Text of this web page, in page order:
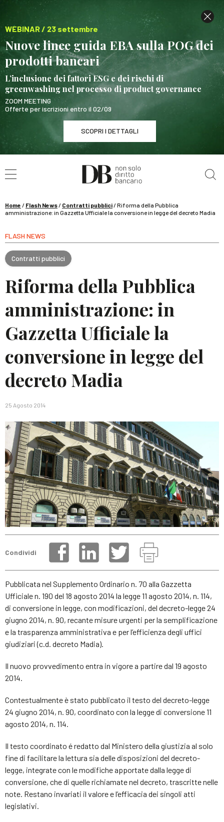
WEBINAR / 23 settembre
Nuove linee guida EBA sulla POG dei
prodotti bancari
L’inclusione dei fattori ESG e dei rischi di
greenwashing nel processo di product governance
ZOOM MEETING
Offerte per iscrizioni entro il 02/09
SCOPRI I DETTAGLI
WEBINAR / 23 settembre
Nuove linee guida EBA sulla POG dei prodotti
SCOPRI I DETTAGLI
Home / Flash News/ Contratti pubblici/Riforma della Pubblica
amministrazione: in Gazzetta Ufficiale la conversione in legge del decreto Madia
FLASH NEWS
Contratti pubblici
Riforma della Pubblica
amministrazione: in
Gazzetta Ufficiale la
conversione in legge del
decreto Madia
25 Agosto 2014
Condividi
Pubblicata nel Supplemento Ordinario n. 70 alla Gazzetta
Ufficiale n. 190 del 18 agosto 2014 la legge 11 agosto 2014, n. 114,
di conversione in legge, con modificazioni, del decreto-legge 24
giugno 2014, n. 90, recante misure urgenti per la semplificazione
e la trasparenza amministrativa e per l’efficienza degli uffici
giudiziari (c.d. decreto Madia).
Il nuovo provvedimento entra in vigore a partire dal 19 agosto
2014.
Contestualmente è stato pubblicato il testo del decreto-legge
24 giugno 2014, n. 90, coordinato con la legge di conversione 11
agosto 2014, n. 114.
Il testo coordinato é redatto dal Ministero della giustizia al solo
fine di facilitare la lettura sia delle disposizioni del decreto-
legge, integrate con le modifiche apportate dalla legge di
conversione, che di quelle richiamate nel decreto, trascritte nelle
note. Restano invariati il valore e l’efficacia dei singoli atti
legislativi.